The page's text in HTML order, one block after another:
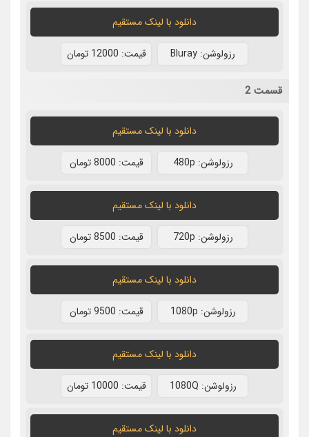
دانلود با لينک مستقيم
رزولوشن: Bluray قيمت: 12000 تومان
قسمت 2
دانلود با لينک مستقيم
رزولوشن: 480p قيمت: 8000 تومان
دانلود با لينک مستقيم
رزولوشن: 720p قيمت: 8500 تومان
دانلود با لينک مستقيم
رزولوشن: 1080p قيمت: 9500 تومان
دانلود با لينک مستقيم
رزولوشن: 1080Q قيمت: 10000 تومان
دانلود با لينک مستقيم